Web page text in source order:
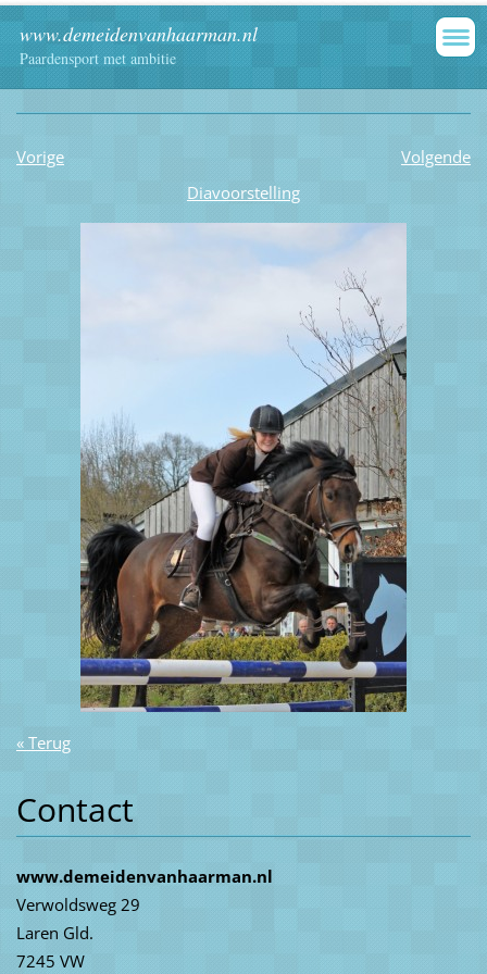
www.demeidenvanhaarman.nl
Paardensport met ambitie
Vorige
Volgende
Diavoorstelling
« Terug
Contact
www.demeidenvanhaarman.nl
Verwoldsweg 29
Laren Gld.
7245 VW